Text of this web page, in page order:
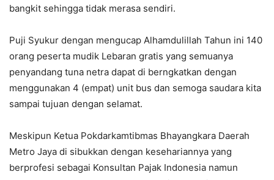
bangkit sehingga tidak merasa sendiri.
Puji Syukur dengan mengucap Alhamdulillah Tahun ini 140
orang peserta mudik Lebaran gratis yang semuanya
penyandang tuna netra dapat di berngkatkan dengan
menggunakan 4 (empat) unit bus dan semoga saudara kita
sampai tujuan dengan selamat.
Meskipun Ketua Pokdarkamtibmas Bhayangkara Daerah
Metro Jaya di sibukkan dengan kesehariannya yang
berprofesi sebagai Konsultan Pajak Indonesia namun